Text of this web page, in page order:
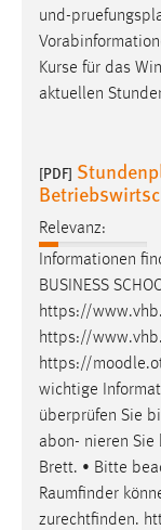
und-
Kurse für das
aktuellen
[PDF]
Relevanz:
Informationen
BUSINESS
https://
https://
https://moodle
wichtige
überprüfen Sie
abon- nieren
Brett. • Bitte
Raumfinder
zurechtfinden.